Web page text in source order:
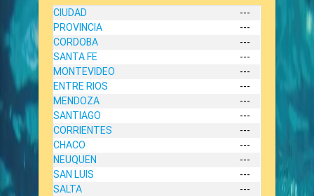
CIUDAD
---
PROVINCIA
---
CORDOBA
---
SANTA FE
---
MONTEVIDEO
---
ENTRE RIOS
---
MENDOZA
---
SANTIAGO
---
CORRIENTES
---
CHACO
---
NEUQUEN
---
SAN LUIS
---
SALTA
---